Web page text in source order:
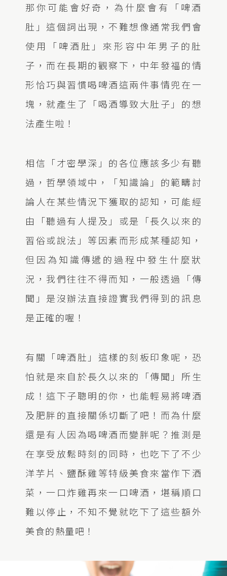
那你可能會好奇，為什麼會有「啤酒
肚」這個詞出現，不難想像通常我們會
使用「啤酒肚」來形容中年男子的肚
子，而在長期的觀察下，中年發福的情
形恰巧與習慣喝啤酒這兩件事情兜在一
塊，就產生了「喝酒導致大肚子」的想
法產生啦！
相信「才密學深」的各位應該多少有聽
過，哲學領域中，「知識論」的範疇討
論人在某些情況下獲取的認知，可能經
由「聽過有人提及」或是「長久以來的
習俗或說法」等因素而形成某種認知，
但因為知識傳遞的過程中發生什麼狀
況，我們往往不得而知，一般透過「傳
聞」是沒辦法直接證實我們得到的訊息
是正確的喔！
有關「啤酒肚」這樣的刻板印象呢，恐
怕就是來自於長久以來的「傳聞」所生
成！這下子聰明的你，也能輕易將啤酒
及肥胖的直接關係切斷了吧！而為什麼
還是有人因為喝啤酒而變胖呢？推測是
在享受放鬆時刻的同時，也吃下了不少
洋芋片、鹽酥雞等特級美食來當作下酒
菜，一口炸雞再來一口啤酒，堪稱順口
難以停止，不知不覺就吃下了這些額外
美食的熱量吧！